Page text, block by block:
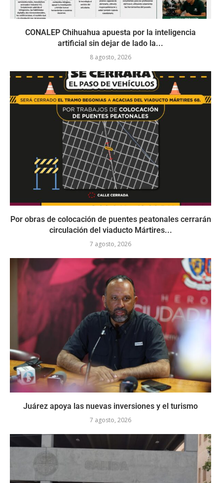
CONALEP Chihuahua apuesta por la inteligencia
artificial sin dejar de lado la...
8 agosto, 2026
Por obras de colocación de puentes peatonales cerrarán
circulación del viaducto Mártires...
7 agosto, 2026
Juárez apoya las nuevas inversiones y el turismo
7 agosto, 2026